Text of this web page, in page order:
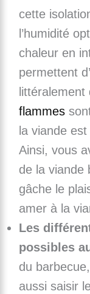
cette
l’humidité
chaleur en
permettent
flammes
la viande
Ainsi, vous
de la viande
gâche le
amer à la
Les
possibles
du
aussi saisir